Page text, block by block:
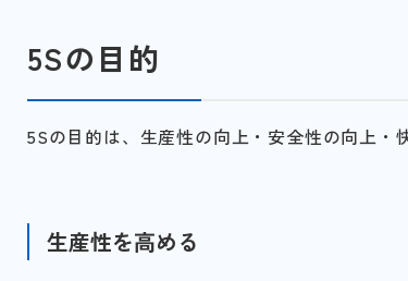
5Sの目的
5Sの目的は、生産性の向上・安全性の向上・
生産性を高める